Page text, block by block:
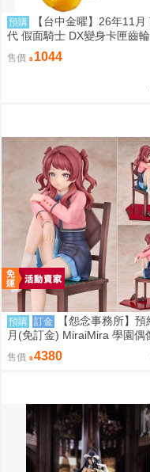
預購
【台中金曜】26年11月
代 假面騎士 DX變身卡匣齒
重版 0814
售價 1044
預購 訂金
【怨念事務所】預
月(免訂金) MiraiMira 學園偶
師 花海咲季 雨後鳶尾花 特訓
er 1/7 0927
售價 4380